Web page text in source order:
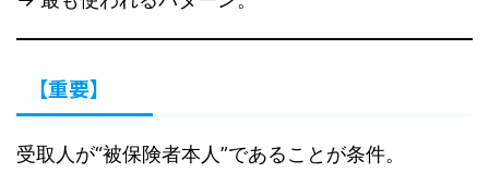
【重要】
受取人が“被保険者本人”であることが条件。